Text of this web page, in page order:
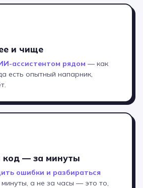
и чище
ассистентом рядом — как
есть опытный напарник,
код — за минуты
ошибки и разбираться
минуты, а не за часы — это то,
льготных
на работу
Хекслет
на работу в IT
после выпуска
сотрудничает
реальных IT-
помощь